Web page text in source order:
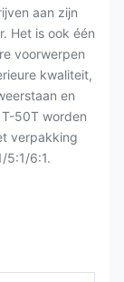
aan zijn
Het is ook één
voorwerpen
kwaliteit,
en
50T worden
verpakking
5:1/6:1.